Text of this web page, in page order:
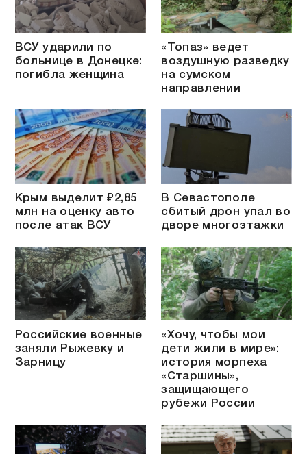
ВСУ ударили по
больнице в Донецке:
погибла женщина
«Топаз» ведет
воздушную разведку
на сумском
направлении
Крым выделит ₽2,85
млн на оценку авто
после атак ВСУ
В Севастополе
сбитый дрон упал во
дворе многоэтажки
Российские военные
заняли Рыжевку и
Зарницу
«Хочу, чтобы мои
дети жили в мире»:
история морпеха
«Старшины»,
защищающего
рубежи России